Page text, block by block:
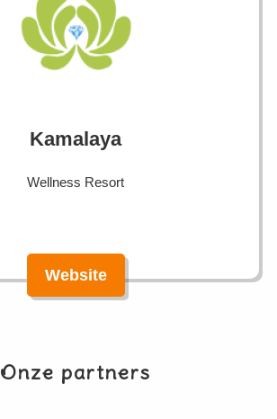
Kamalaya
Wellness Resort
Website
Onze partners